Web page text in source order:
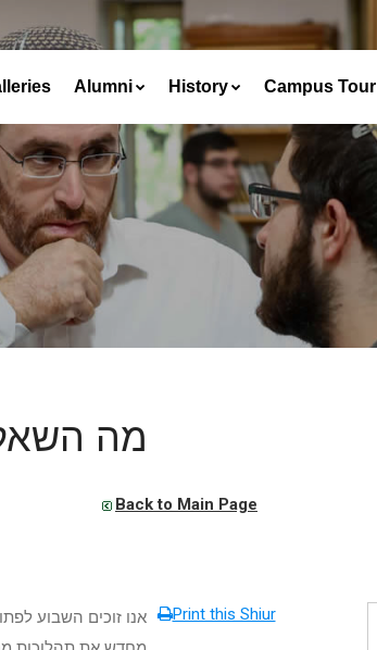
Alumni History Campus Tour
מה
Back to Main Page
Print this Shiur
אנו זוכים השבוע